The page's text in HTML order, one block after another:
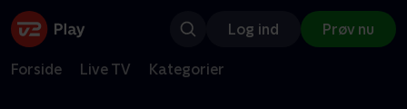
Log ind Prøv nu
Forside Live TV Kategorier